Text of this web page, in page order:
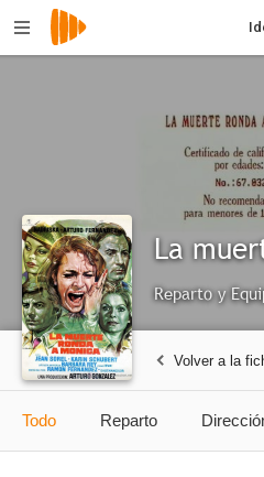
Reparto y
Volver a la
Todo Reparto